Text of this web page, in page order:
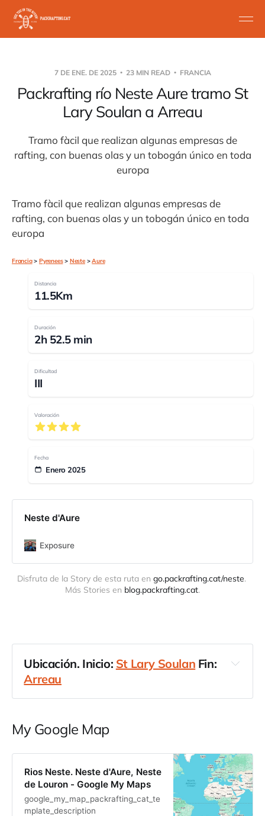
7 DE ENE. DE 2025 23 MIN READ FRANCIA
Packrafting río Neste Aure tramo St
Lary Soulan a Arreau
Tramo fàcil que realizan algunas empresas de
rafting, con buenas olas y un tobogán único en toda
europa
Tramo fàcil que realizan algunas empresas de
rafting, con buenas olas y un tobogán único en toda
europa
Francia>Pyrenees> Neste>Aure
Distancia
11.5Km
Duración
2h 52.5 min
Dificultad
III
Valoración
Fecha
Enero 2025
Neste d'Aure
Exposure
Disfruta de la Story de esta ruta en go.packrafting.cat/neste.
Más Stories en blog.packrafting.cat.
Ubicación. Inicio: St Lary Soulan
Arreau
País Francia Región Pirineos centrales
hidrográfica
Neste
Arreau
Rios Neste. Neste d'Aure, Neste de
Louron
My Google Map
Rios Neste. Neste d'Aure, Neste
de Louron - Google My Maps
google_my_map_packrafting_cat_te
mplate_description